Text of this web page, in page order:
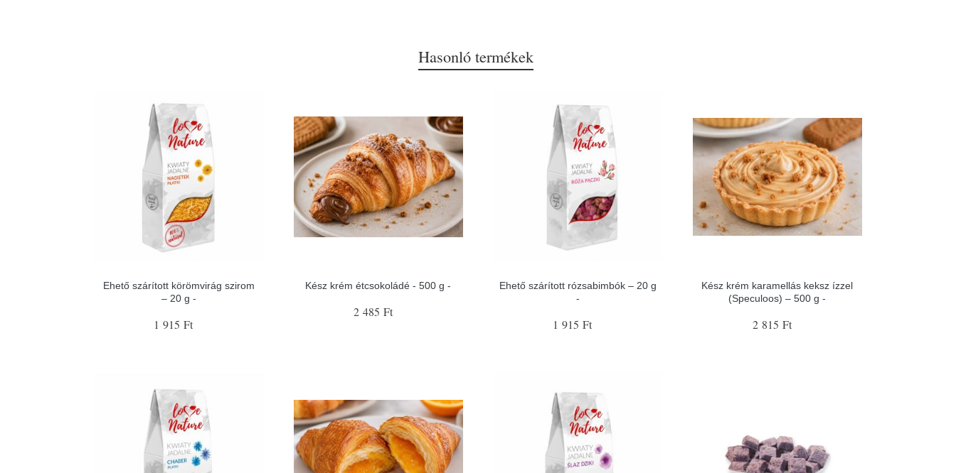
Hasonló termékek
Ehető szárított körömvirág szirom
– 20 g -
1 915 Ft
Kész krém étcsokoládé - 500 g -
2 485 Ft
Ehető szárított rózsabimbók – 20 g
-
1 915 Ft
Kész krém karamellás keksz ízzel
(Speculoos) – 500 g -
2 815 Ft